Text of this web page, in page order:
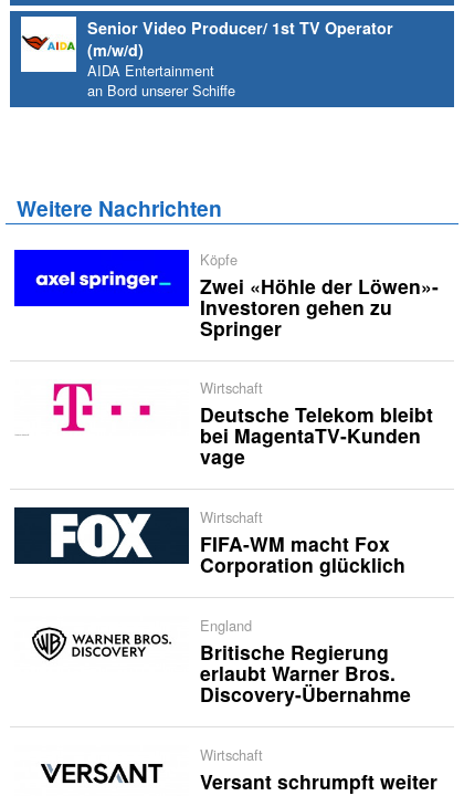
Senior Video Producer/ 1st TV Operator
(m/w/d)
AIDA Entertainment
an Bord unserer Schiffe
Weitere Nachrichten
Köpfe
Zwei «Höhle der Löwen»-
Investoren gehen zu
Springer
Wirtschaft
Deutsche Telekom bleibt
bei MagentaTV-Kunden
vage
Wirtschaft
FIFA-WM macht Fox
Corporation glücklich
England
Britische Regierung
erlaubt Warner Bros.
Discovery-Übernahme
Wirtschaft
Versant schrumpft weiter